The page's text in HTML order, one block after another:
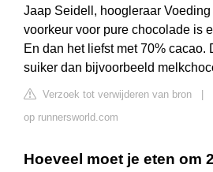
Jaap Seidell, hoogleraar
voorkeur voor pure chocolade is
En dan het liefst met 70% cacao.
suiker dan bijvoorbeeld
Verzoek tot verwijderen van bron
op runnersworld.com
Hoeveel moet je eten om